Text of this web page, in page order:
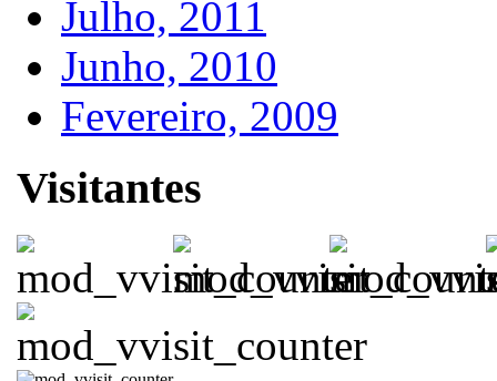
Julho, 2011
Junho, 2010
Fevereiro, 2009
Visitantes